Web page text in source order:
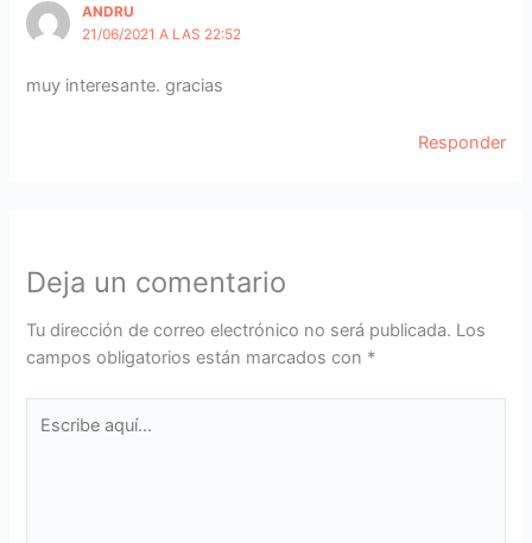
ANDRU
21/06/2021 A LAS 22:52
muy interesante. gracias
Responder
Deja un comentario
Tu dirección de correo electrónico no será publicada. Los
campos obligatorios están marcados con *
aquí...